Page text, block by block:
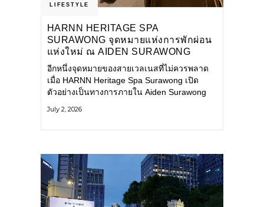
LIFESTYLE
HARNN HERITAGE SPA
SURAWONG จุดหมายแห่งการพักผ่อน
แห่งใหม่ ณ AIDEN SURAWONG
BANGKOK
อีกหนึ่งจุดหมายของสายเวลเนสที่ไม่ควรพลาด
เมื่อ HARNN Heritage Spa Surawong เปิด
ตัวอย่างเป็นทางการภายใน Aiden Surawong
ของเมืองใหญ่ มาสัมผัสประสบการณ์การพักผ่อน
July 2, 2026